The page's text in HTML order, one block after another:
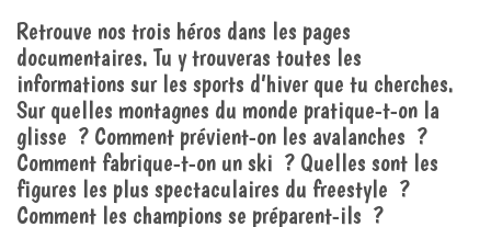
Retrouve nos trois héros dans les pages
documentaires. Tu y trouveras toutes les
informations sur les sports d’hiver que tu cherches.
Sur quelles montagnes du monde pratique-t-on la
glisse ? Comment prévient-on les avalanches ?
Comment fabrique-t-on un ski ? Quelles sont les
figures les plus spectaculaires du freestyle ?
Comment les champions se préparent-ils ?